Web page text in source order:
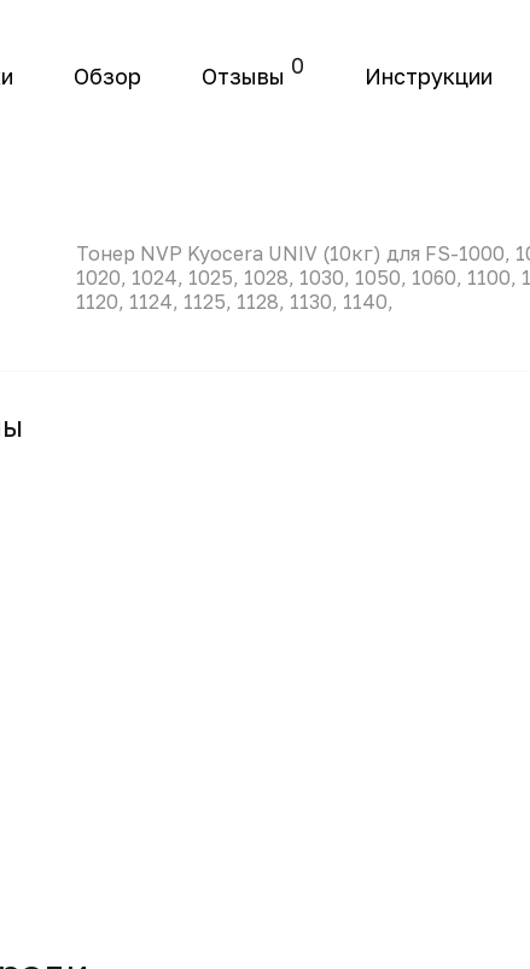
Обзор Отзывы 0 Инструкции
Тонер NVP Kyocera UNIV (10кг) для FS-1000,
1020, 1024, 1025, 1028, 1030, 1050, 1060, 1100,
1120, 1124, 1125, 1128, 1130, 1140,